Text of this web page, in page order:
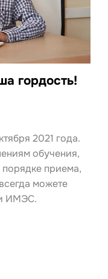
гордость!
2021 года.
обучения,
приема,
можете
ИМЭС.